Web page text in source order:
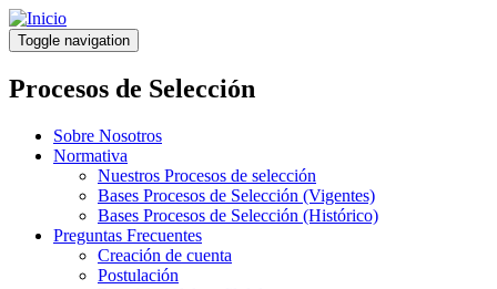
Pasar
al
contenido
principal
Toggle navigation
Procesos de Selección
Sobre Nosotros
Normativa
Nuestros Procesos de selección
Bases Procesos de Selección (Vigentes)
Bases Procesos de Selección (Histórico)
Preguntas Frecuentes
Creación de cuenta
Postulación